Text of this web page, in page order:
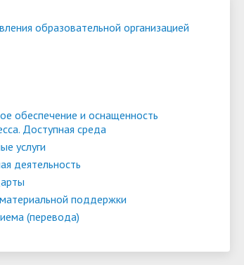
образовательной организацией
обеспечение и оснащенность
Доступная среда
услуги
деятельность
поддержки
(перевода)